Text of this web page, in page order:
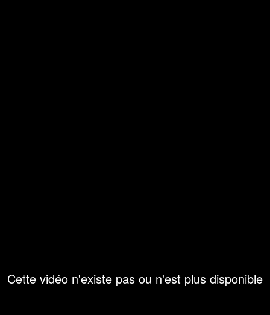
Cette vidéo n'existe pas ou n'est plus disponible